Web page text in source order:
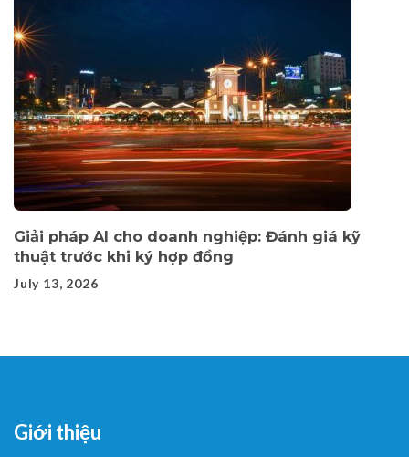
Giải pháp AI cho doanh nghiệp: Đánh giá kỹ
thuật trước khi ký hợp đồng
July 13, 2026
Giới thiệu